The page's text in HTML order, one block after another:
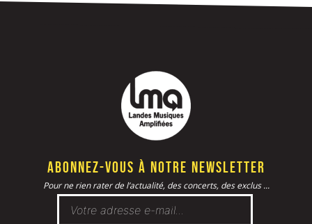
Abonnez-vous à notre newsletter
Pour ne rien rater de l’actualité, des concerts, des exclus ...